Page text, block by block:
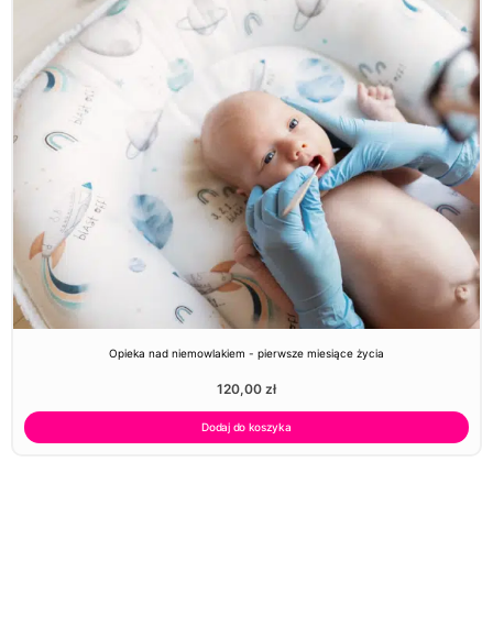
Opieka nad niemowlakiem - pierwsze miesiące życia
120,00 zł
Dodaj do koszyka